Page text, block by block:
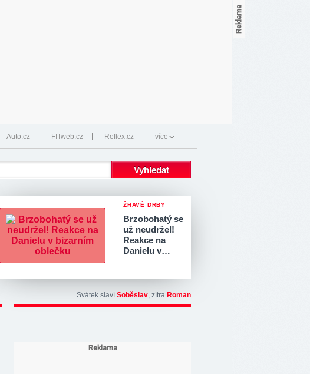
Auto.cz FITweb.cz Reflex.cz více
ŽHAVÉ DRBY
Brzobohatý se
už neudržel!
Reakce na
Danielu v…
Svátek slaví Soběslav, zítra Roman